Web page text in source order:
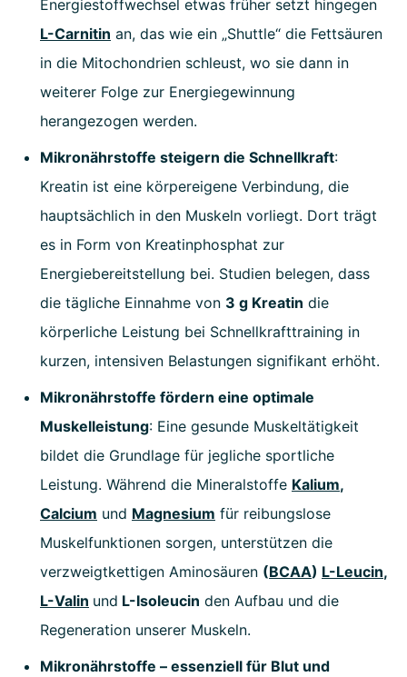
Energiestoffwechsel etwas früher setzt hingegen
L-Carnitin an, das wie ein „Shuttle“ die Fettsäuren
in die Mitochondrien schleust, wo sie dann in
weiterer Folge zur Energiegewinnung
herangezogen werden.
Mikronährstoffe steigern die Schnellkraft:
Kreatin ist eine körpereigene Verbindung, die
hauptsächlich in den Muskeln vorliegt. Dort trägt
es in Form von Kreatinphosphat zur
Energiebereitstellung bei. Studien belegen, dass
die tägliche Einnahme von 3 g Kreatin die
körperliche Leistung bei Schnellkrafttraining in
kurzen, intensiven Belastungen signifikant erhöht.
Mikronährstoffe fördern eine optimale
Muskelleistung: Eine gesunde Muskeltätigkeit
bildet die Grundlage für jegliche sportliche
Leistung. Während die Mineralstoffe Kalium,
Calcium und Magnesium für reibungslose
Muskelfunktionen sorgen, unterstützen die
verzweigtkettigen Aminosäuren (BCAA) L-Leucin,
L-Valin und L-Isoleucin den Aufbau und die
Regeneration unserer Muskeln.
Mikronährstoffe – essenziell für Blut und